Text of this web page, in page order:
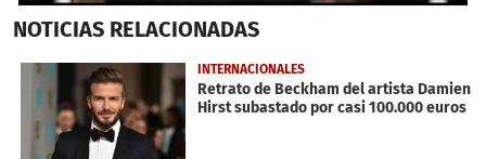
seconds
20
seconds
NOTICIAS RELACIONADAS
INTERNACIONALES
Retrato de Beckham del artista Damien
Hirst subastado por casi 100.000 euros